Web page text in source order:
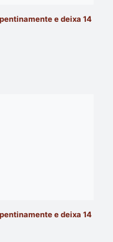
e deixa 14
e deixa 14